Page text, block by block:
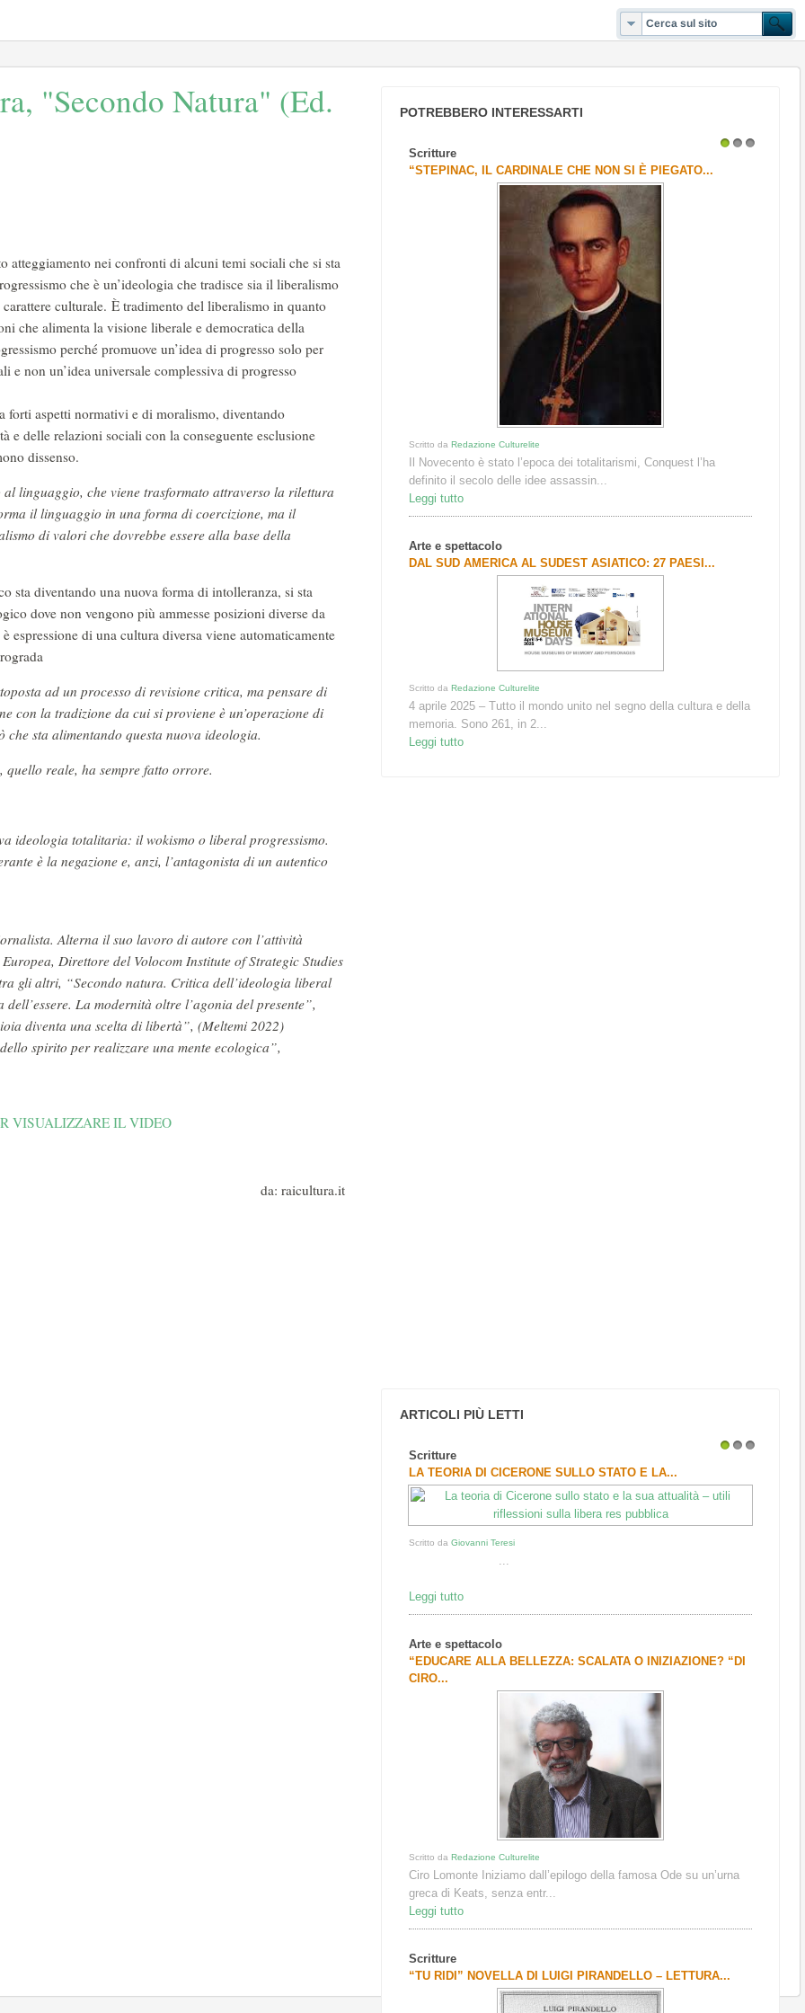
"Secondo Natura" (Ed.
nei confronti di alcuni temi sociali che si sta
che è un’ideologia che tradisce sia il liberalismo
culturale. È tradimento del liberalismo in quanto
che alimenta la visione liberale e democratica della
perché promuove un’idea di progresso solo per
non un’idea universale complessiva di progresso
forti aspetti normativi e di moralismo, diventando
e delle relazioni sociali con la conseguente esclusione
dissenso.
linguaggio, che viene trasformato attraverso la rilettura
il linguaggio in una forma di coercizione, ma il
di valori che dovrebbe essere alla base della
sta diventando una nuova forma di intolleranza, si sta
dove non vengono più ammesse posizioni diverse da
espressione di una cultura diversa viene automaticamente
ad un processo di revisione critica, ma pensare di
con la tradizione da cui si proviene è un’operazione di
che sta alimentando questa nuova ideologia.
reale, ha sempre fatto orrore.
ideologia totalitaria: il wokismo o liberal progressismo.
è la negazione e, anzi, l’antagonista di un autentico
Alterna il suo lavoro di autore con l’attività
Direttore del Volocom Institute of Strategic Studies
gli altri, “Secondo natura. Critica dell’ideologia liberal
La modernità oltre l’agonia del presente”,
diventa una scelta di libertà”, (Meltemi 2022)
spirito per realizzare una mente ecologica”,
VISUALIZZARE IL VIDEO
da: raicultura.it
POTREBBERO INTERESSARTI
Scritture
“STEPINAC, IL CARDINALE CHE NON SI È PIEGATO...
Scritto daRedazione Culturelite
Il Novecento è stato l’epoca dei totalitarismi, Conquest l’ha
definito il secolo delle idee assassin...
Leggi tutto
Arte e spettacolo
DAL SUD AMERICA AL SUDEST ASIATICO: 27 PAESI...
Scritto daRedazione Culturelite
4 aprile 2025 – Tutto il mondo unito nel segno della cultura e della
memoria. Sono 261, in 2...
Leggi tutto
ARTICOLI PIÙ LETTI
Scritture
LA TEORIA DI CICERONE SULLO STATO E LA...
Scritto daGiovanni Teresi
...
Leggi tutto
Arte e spettacolo
“EDUCARE ALLA BELLEZZA: SCALATA O INIZIAZIONE? “DI
CIRO...
Scritto daRedazione Culturelite
Ciro Lomonte Iniziamo dall’epilogo della famosa Ode su un’urna
greca di Keats, senza entr...
Leggi tutto
Scritture
“TU RIDI” NOVELLA DI LUIGI PIRANDELLO – LETTURA...